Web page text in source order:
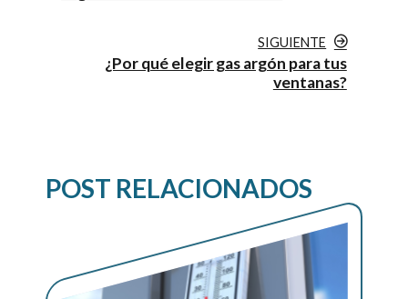
SIGUIENTE
¿Por qué elegir gas argón para tus
ventanas?
POST RELACIONADOS